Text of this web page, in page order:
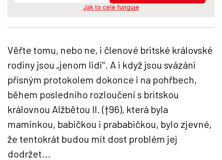
Jak to celé funguje
Věřte tomu, nebo ne, i členové britské královské
rodiny jsou „jenom lidi". A i když jsou svázáni
přísným protokolem dokonce i na pohřbech,
během posledního rozloučení s britskou
královnou Alžbětou II. (†96), která byla
maminkou, babičkou i prababičkou, bylo zjevné,
že tentokrát budou mít dost problém jej
dodržet...